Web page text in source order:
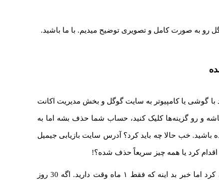
رو به صورت کامل و تصویری توضیح میدیم. با ما باشید.
با گوشی یا کامپیوتر به سایت گوگل و بخش مدیریت اکانت
و رو گزینه‌ها کلیک کنید، حساب شما حذف بشه اما به
خب حالا چه باید کرد؟ آدرس سایت بازیابی جیمیل
کرد یا همه چیز سریعاً حذف شده؟!
خوشبختانه میشه اکانت گوگل یا جیمیل رو بازیابی کرد اما خبر بد اینه که فقط ۱ ماه وقت دارید. اگه 30 روز